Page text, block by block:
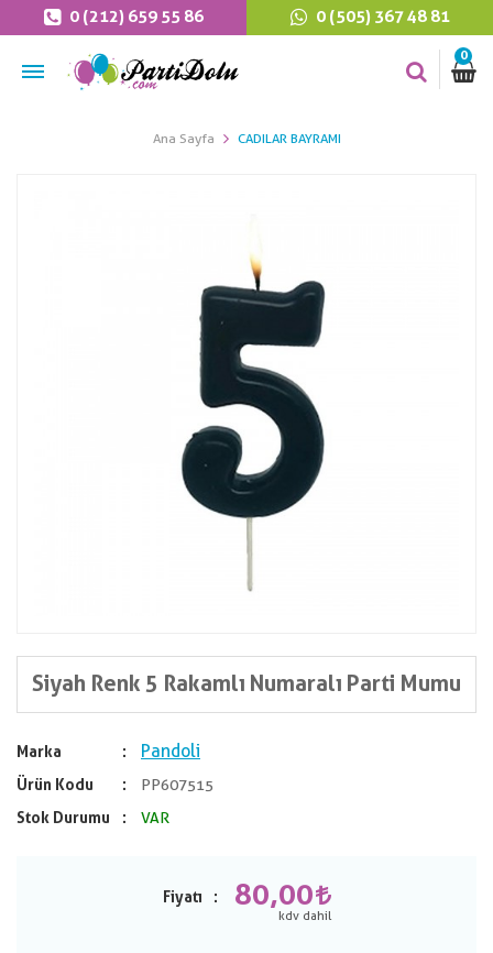
0 (212) 659 55 86 0 (505) 367 48 81
0
Ana Sayfa CADILAR BAYRAMI
Siyah Renk 5 Rakamlı Numaralı Parti Mumu
Marka Pandoli
Ürün Kodu
PP607515
Stok Durumu
VAR
Fiyatı 80,00